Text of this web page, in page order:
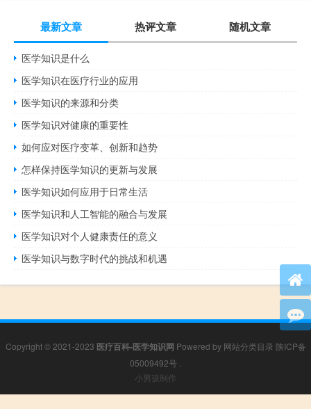
最新文章 热评文章 随机文章
医学知识是什么
医学知识在医疗行业的应用
医学知识的来源和分类
医学知识对健康的重要性
如何应对医疗变革、创新和趋势
怎样保持医学知识的更新与发展
医学知识如何应用于日常生活
医学知识和人工智能的融合与发展
医学知识对个人健康责任的意义
医学知识与数字时代的挑战和机遇
Copyright © 2021-2023 医疗百科-医学知识网 Powered by 网站分类目录 陕ICP备
05009492号
小男孩制作